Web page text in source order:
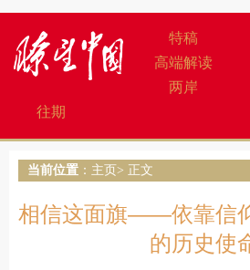
特稿
高端解读
两岸
往期
当前位置 ： 主页 > 正文
相信这面旗——依靠信
的历史使